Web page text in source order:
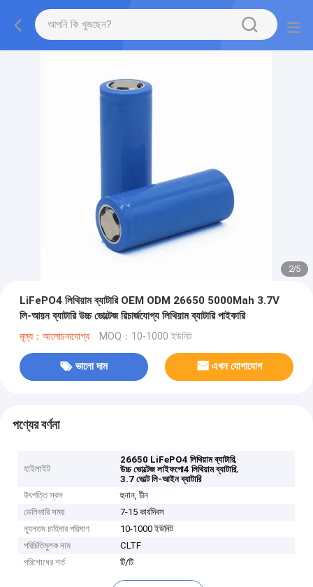
2/5
LiFePO4 লিথিয়াম ব্যাটারি OEM ODM 26650 5000Mah 3.7V
লি-আয়ন ব্যাটারি উচ্চ ভোল্টেজ রিচার্জযোগ্য লিথিয়াম ব্যাটারি পাইকারি
মূল্য：আলোচনাযোগ্য MOQ：10-1000 ইউনিট
ভালো দাম এখন যোগাযোগ
পণ্যের বর্ণনা
হাইলাইট
26650 LiFePO4 লিথিয়াম ব্যাটারি,
উচ্চ ভোল্টেজ লাইফপো4 লিথিয়াম ব্যাটারি,
3.7 ভোল্ট লি-আইন ব্যাটারি
উৎপত্তি স্থল
হুনান, চীন
ডেলিভারি সময়
7-15 কার্যদিবস
ন্যূনতম চাহিদার পরিমাণ
10-1000 ইউনিট
পরিচিতিমুলক নাম
CLTF
পরিশোধের শর্ত
টি/টি